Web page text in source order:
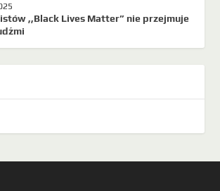
,,Black Lives Matter” nie przejmuje